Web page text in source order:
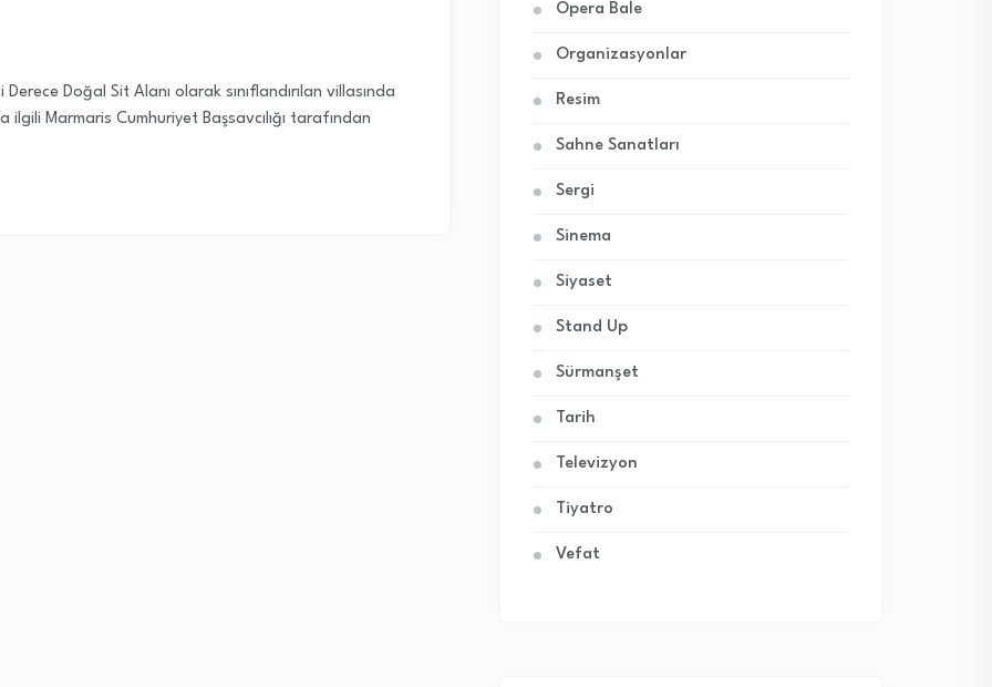
Doğal Sit Alanı olarak sınıflandırılan villasında
Marmaris Cumhuriyet Başsavcılığı tarafından
Opera Bale
Organizasyonlar
Resim
Sahne Sanatları
Sergi
Sinema
Siyaset
Stand Up
Sürmanşet
Tarih
Televizyon
Tiyatro
Vefat